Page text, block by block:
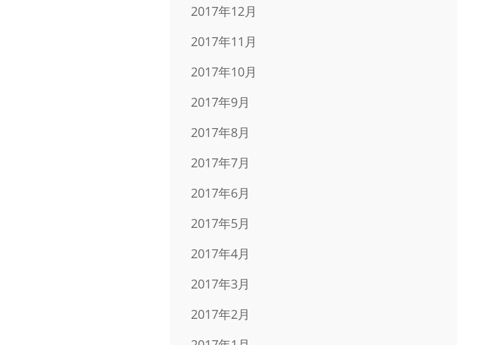
2017年12月
2017年11月
2017年10月
2017年9月
2017年8月
2017年7月
2017年6月
2017年5月
2017年4月
2017年3月
2017年2月